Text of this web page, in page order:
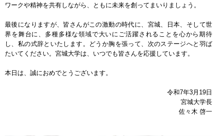
ワークや精神を共有しながら、ともに未来を創ってまいりましょう。
最後になりますが、皆さんがこの激動の時代に、宮城、日本、そして世
界を舞台に、多種多様な領域で大いにご活躍されることを心から期待
し、私の式辞といたします。どうか胸を張って、次のステージへと羽ば
たいてください。宮城大学は、いつでも皆さんを応援しています。
本日は、誠におめでとうございます。
令和7年3月19日
宮城大学長
佐々木 啓一